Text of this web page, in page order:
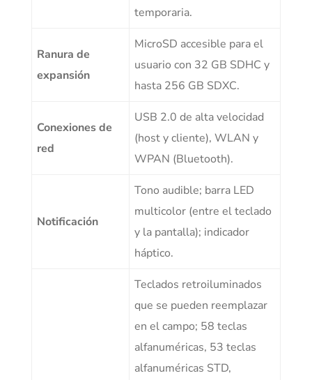
temporaria.
Ranura de
expansión
MicroSD accesible para el
usuario con 32 GB SDHC y
hasta 256 GB SDXC.
Conexiones de
red
USB 2.0 de alta velocidad
(host y cliente), WLAN y
WPAN (Bluetooth).
Notificación
Tono audible; barra LED
multicolor (entre el teclado
y la pantalla); indicador
háptico.
Teclados retroiluminados
que se pueden reemplazar
en el campo; 58 teclas
alfanuméricas, 53 teclas
alfanuméricas STD,